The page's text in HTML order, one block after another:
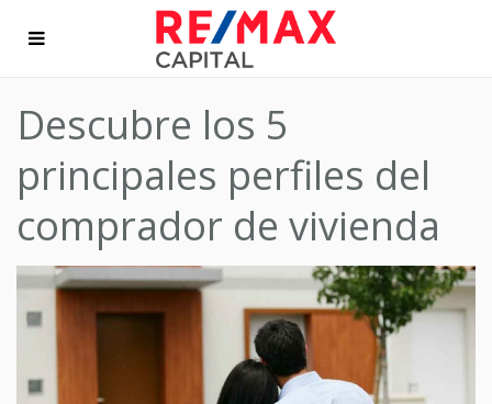
Descubre los 5
principales perfiles del
comprador de vivienda